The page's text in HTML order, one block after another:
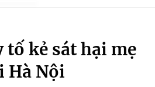
kẻ sát hại mẹ
Hà Nội